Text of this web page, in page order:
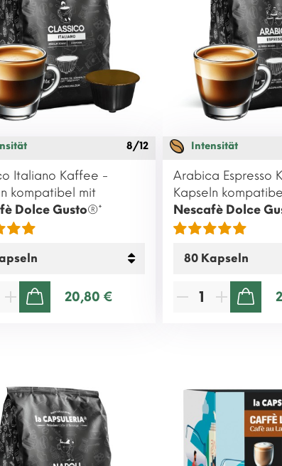
8/12
Italiano Kaffee -
kompatibel mit
Dolce Gusto®*
20,80 €
Intensität
Arabica Espresso
Kapseln
Nescafè Dolce